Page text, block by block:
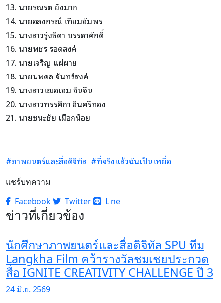
13. นายรณรต ยังมาก
14. นายอลงกรณ์ เทียมอัมพร
15. นางสาวรุ่งธิดา บรรดาศักดิ์
16. นายพชร รอดสงค์
17. นายเจริญ แผ่ผาย
18. นายนพดล จันทร์สงค์
19. นางสาวเฌอเอม อินจีน
20. นางสาวทรรศิกา อินศรีทอง
21. นายชนะชัย เผือกน้อย
#ภาพยนตร์และสื่อดิจิทัล #ที่จริงแล้วฉันเป็นเหยื่อ
แชร์บทความ
Facebook
Twitter Line
ข่าวที่เกี่ยวข้อง
นักศึกษาภาพยนตร์และสื่อดิจิทัล SPU ทีม
Langkha Film คว้ารางวัลชมเชยประกวด
สื่อ IGNITE CREATIVITY CHALLENGE ปี 3
24 มิ.ย. 2569